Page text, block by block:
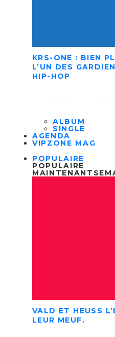
KRS-ONE : BIEN
L’UN DES
HIP-HOP
ALBUM
SINGLE
AGENDA
VIPZONE MAG
POPULAIRE
POPULAIRE
MAINTENANT
VALD ET HEUSS
LEUR MEUF.